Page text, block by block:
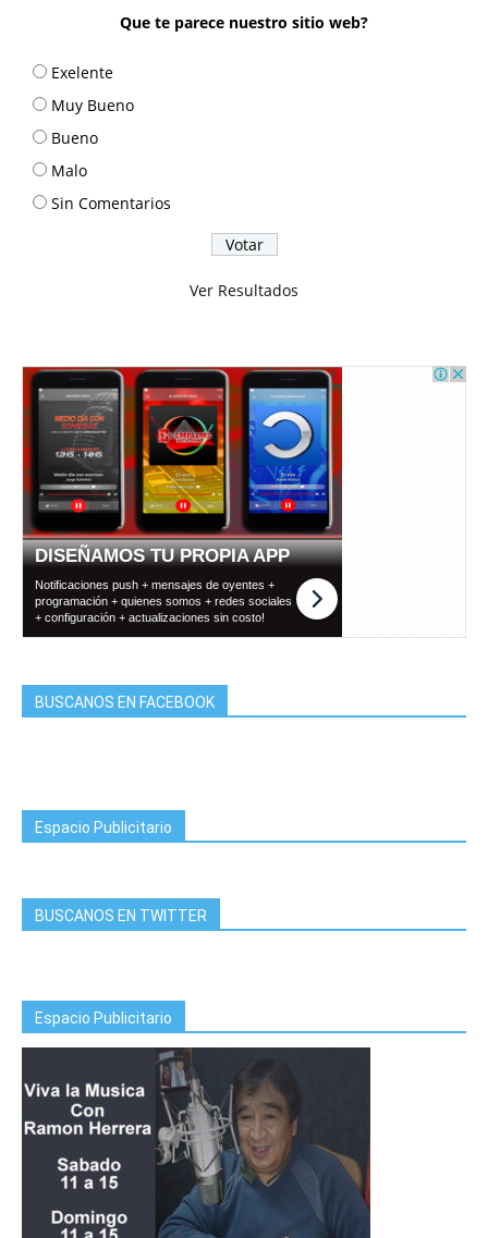
Que te parece nuestro sitio web?
Exelente
Muy Bueno
Bueno
Malo
Sin Comentarios
Ver Resultados
BUSCANOS EN FACEBOOK
Espacio Publicitario
BUSCANOS EN TWITTER
Espacio Publicitario